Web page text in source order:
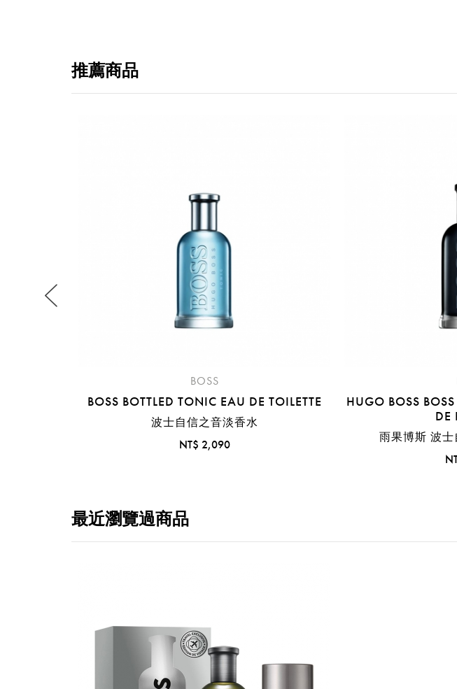
臺中國際機場(RMQ)
國際線出境
不同機場的下單時間皆不相同，
您必須登入才
推薦商品
BOSS
BOSS BOTTLED TONIC EAU DE TOILETTE
波士自信之音淡香水
NT$ 2,090
HUGO BOSS
DE
雨果博斯 波
最近瀏覽過商品